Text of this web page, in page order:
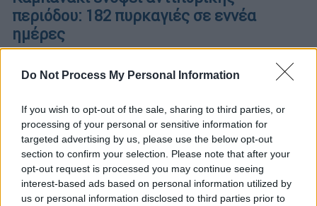
Do Not Process My Personal Information
If you wish to opt-out of the sale, sharing to third parties, or
processing of your personal or sensitive information for
targeted advertising by us, please use the below opt-out
section to confirm your selection. Please note that after your
opt-out request is processed you may continue seeing
interest-based ads based on personal information utilized by
us or personal information disclosed to third parties prior to
περιόδου: 182 πυρκαγιές σε εννέα
ημέρες
«Καμπανάκι» αυτός ο αριθμός σύμφωνα με
τον πρόεδρο της Ένωσης Αξιωματικών